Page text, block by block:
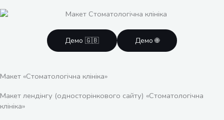
Демо 🇬🇧 Демо 🌐
Макет «Стоматологічна клініка»
Макет лендінгу (односторінкового сайту) «Стоматологічна
клініка»